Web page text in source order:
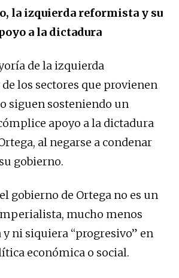
la izquierda reformista y su
a la dictadura
de la izquierda
los sectores que provienen
siguen sosteniendo un
apoyo a la dictadura
al negarse a condenar
gobierno.
gobierno de Ortega no es un
mucho menos
ni siquiera “progresivo” en
económica o social.